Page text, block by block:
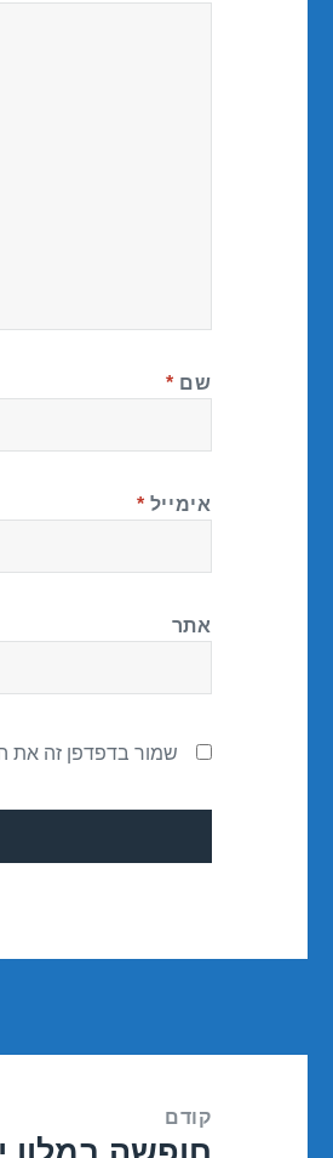
שם *
אימייל *
אתר
שמור בדפדפן זה את
קודם
הפוסט